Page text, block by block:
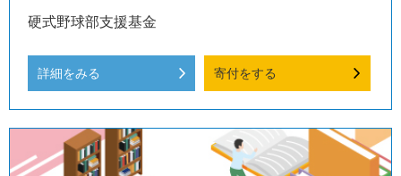
硬式野球部支援基金
詳細をみる 寄付をする